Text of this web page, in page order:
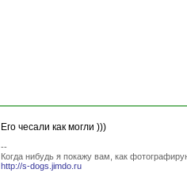
Его чесали как могли )))
--
Когда нибудь я покажу вам, как
http://s-dogs.jimdo.ru